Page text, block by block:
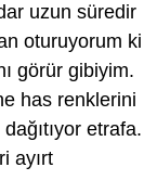
uzun süredir
oturuyorum ki
görür gibiyim.
has renklerini
dağıtıyor etrafa.
ayırt